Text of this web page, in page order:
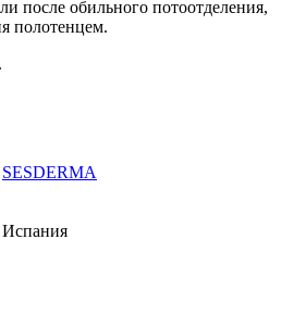
после обильного потоотделения,
полотенцем.
SESDERMA
Испания